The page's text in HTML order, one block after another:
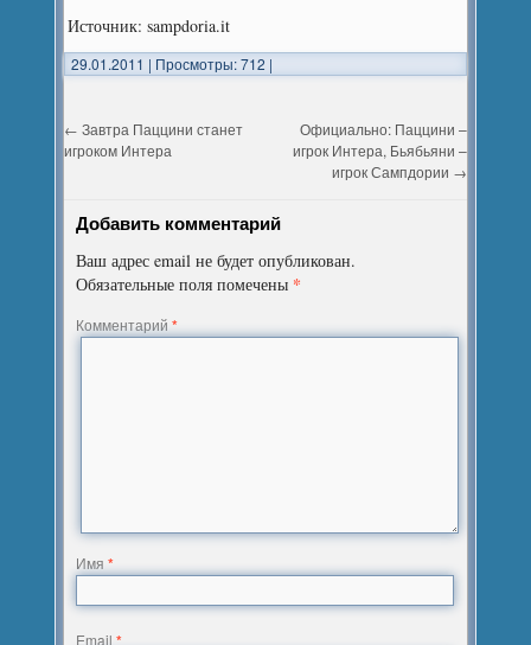
Источник: sampdoria.it
29.01.2011 | Просмотры: 712 |
← Завтра Паццини станет
игроком Интера
Официально: Паццини –
игрок Интера, Бьябьяни –
игрок Сампдории →
Добавить комментарий
Ваш адрес email не будет опубликован.
Обязательные поля помечены *
Комментарий*
Имя*
Email*